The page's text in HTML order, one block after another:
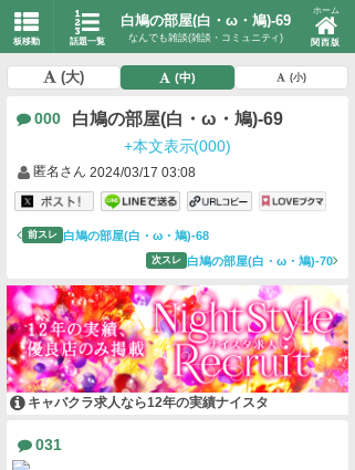
板移動 話題一覧
白鳩の部屋(白・ω・鳩)-69
なんでも雑談(雑談・コミュニティ)
ホーム
関西版
(大) (中) (小)
000 白鳩の部屋(白・ω・鳩)-69
+本文表示(000)
匿名さん 2024/03/17 03:08
前スレ 白鳩の部屋(白・ω・鳩)-68
次スレ 白鳩の部屋(白・ω・鳩)-70
キャバクラ求人なら12年の実績ナイスタ
031